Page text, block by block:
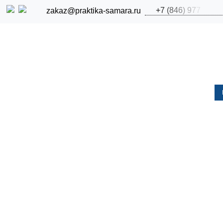
zakaz@praktika-samara.ru +7 (846) 977